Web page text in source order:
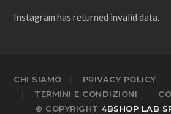
Instagram has returned invalid data.
CHI SIAMO
PRIVACY POLICY
TERMINI E CONDIZIONI
© COPYRIGHT 4BSHOP LAB